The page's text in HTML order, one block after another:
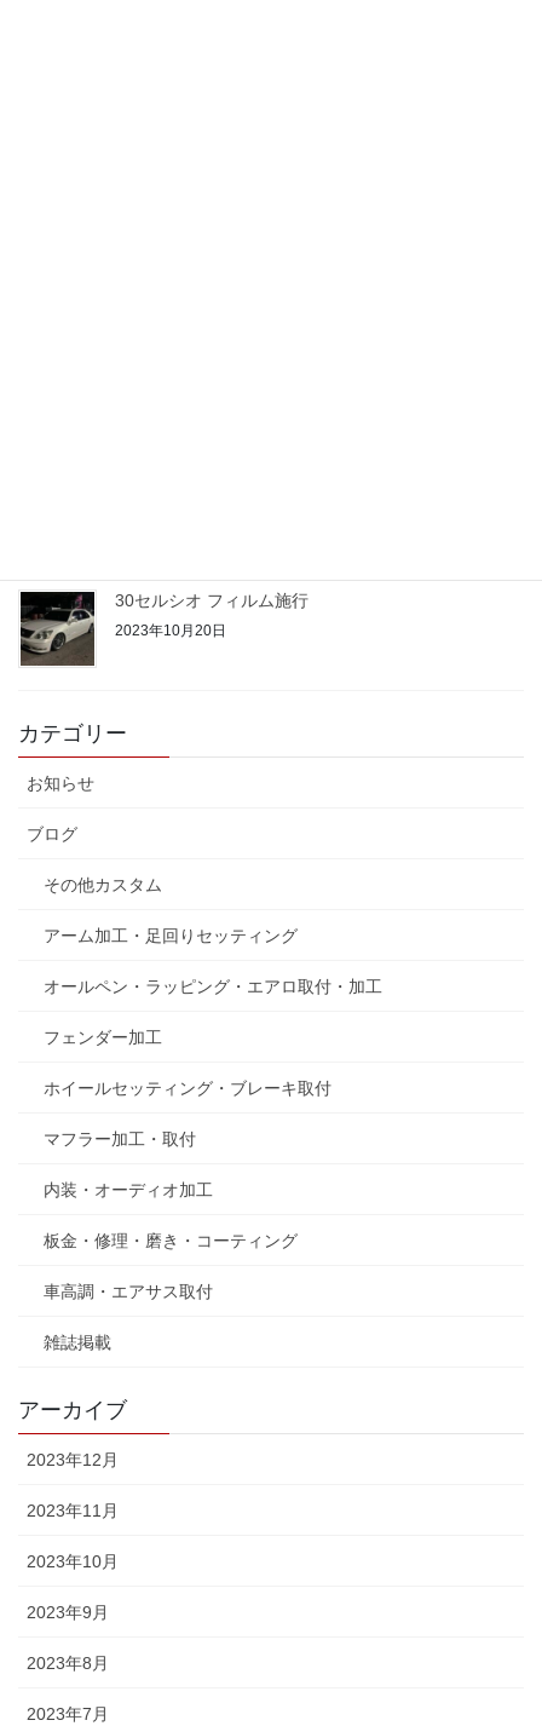
30セルシオ フィルム施行
2023年10月20日
カテゴリー
お知らせ
ブログ
その他カスタム
アーム加工・足回りセッティング
オールペン・ラッピング・エアロ取付・加工
フェンダー加工
ホイールセッティング・ブレーキ取付
マフラー加工・取付
内装・オーディオ加工
板金・修理・磨き・コーティング
車高調・エアサス取付
雑誌掲載
アーカイブ
2023年12月
2023年11月
2023年10月
2023年9月
2023年8月
2023年7月